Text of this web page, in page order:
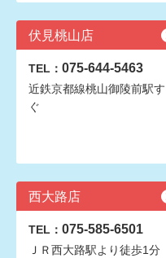
伏見桃山店
TEL： 075-644-5463
近鉄京都線桃山御陵前駅す
ぐ
西大路店
TEL： 075-585-6501
ＪＲ西大路駅より徒歩1分